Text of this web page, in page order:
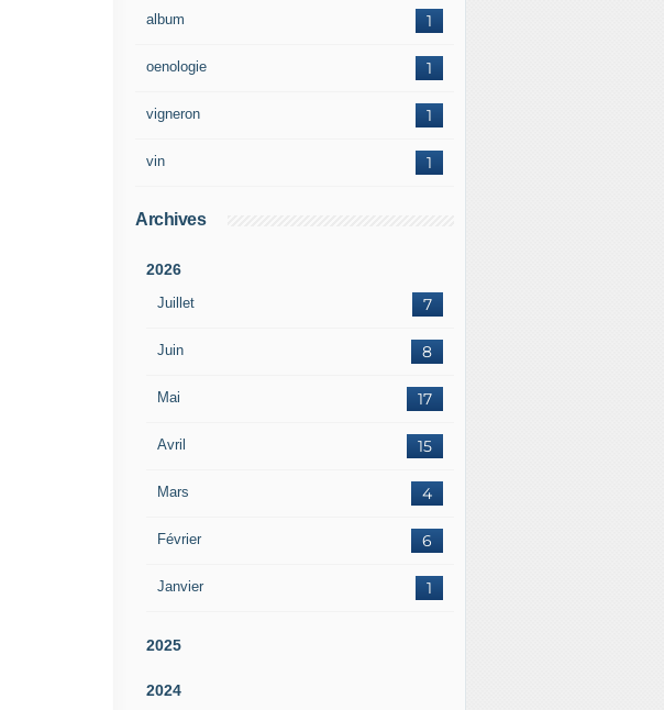
1
album
1
oenologie
1
vigneron
1
vin
Archives
2026
Juillet 7
Juin 8
Mai 17
Avril 15
Mars 4
Février 6
Janvier 1
2025
2024